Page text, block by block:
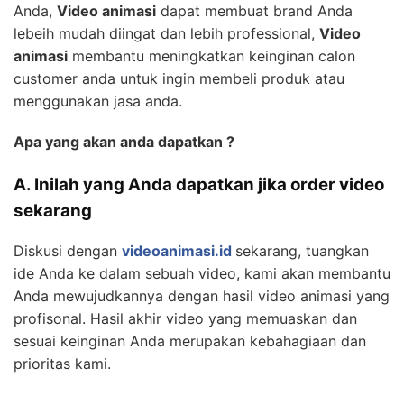
Anda, Video animasi dapat membuat brand Anda
lebeih mudah diingat dan lebih professional, Video
animasi membantu meningkatkan keinginan calon
customer anda untuk ingin membeli produk atau
menggunakan jasa anda.
Apa yang akan anda dapatkan ?
A. Inilah yang Anda dapatkan jika order video
sekarang
Diskusi dengan videoanimasi.id sekarang, tuangkan
ide Anda ke dalam sebuah video, kami akan membantu
Anda mewujudkannya dengan hasil video animasi yang
profisonal. Hasil akhir video yang memuaskan dan
sesuai keinginan Anda merupakan kebahagiaan dan
prioritas kami.